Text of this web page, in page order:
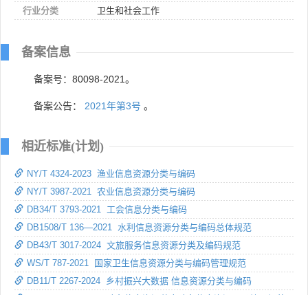
行业分类
卫生和社会工作
备案信息
备案号：80098-2021。
备案公告： 2021年第3号 。
相近标准(计划)
NY/T 4324-2023 渔业信息资源分类与编码
NY/T 3987-2021 农业信息资源分类与编码
DB34/T 3793-2021 工会信息分类与编码
DB1508/T 136—2021 水利信息资源分类与编码总体规范
DB43/T 3017-2024 文旅服务信息资源分类及编码规范
WS/T 787-2021 国家卫生信息资源分类与编码管理规范
DB11/T 2267-2024 乡村振兴大数据 信息资源分类与编码